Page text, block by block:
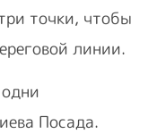
точки, чтобы
линии.
Посада.